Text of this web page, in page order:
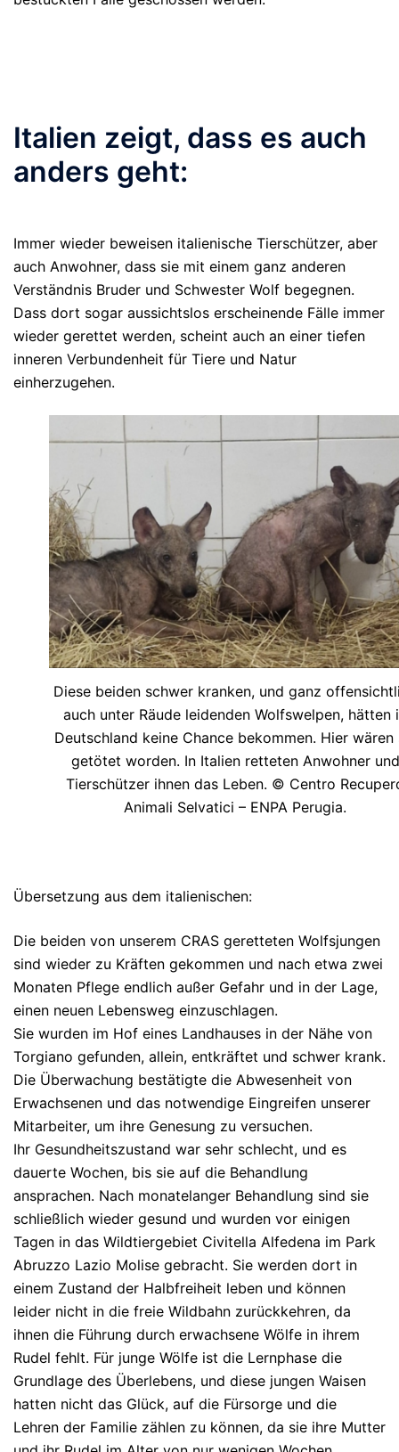
Italien zeigt, dass es auch
anders geht:
Immer wieder beweisen italienische Tierschützer, aber
auch Anwohner, dass sie mit einem ganz anderen
Verständnis Bruder und Schwester Wolf begegnen.
Dass dort sogar aussichtslos erscheinende Fälle immer
wieder gerettet werden, scheint auch an einer tiefen
inneren Verbundenheit für Tiere und Natur
einherzugehen.
Diese beiden schwer kranken, und ganz
auch unter Räude leidenden Wolfswelpen, hätten
Deutschland keine Chance bekommen. Hier wären
getötet worden. In Italien retteten Anwohner und
Tierschützer ihnen das Leben. © Centro
Animali Selvatici – ENPA Perugia.
Übersetzung aus dem italienischen:
Die beiden von unserem CRAS geretteten Wolfsjungen
sind wieder zu Kräften gekommen und nach etwa zwei
Monaten Pflege endlich außer Gefahr und in der Lage,
einen neuen Lebensweg einzuschlagen.
Sie wurden im Hof eines Landhauses in der Nähe von
Torgiano gefunden, allein, entkräftet und schwer krank.
Die Überwachung bestätigte die Abwesenheit von
Erwachsenen und das notwendige Eingreifen unserer
Mitarbeiter, um ihre Genesung zu versuchen.
Ihr Gesundheitszustand war sehr schlecht, und es
dauerte Wochen, bis sie auf die Behandlung
ansprachen. Nach monatelanger Behandlung sind sie
schließlich wieder gesund und wurden vor einigen
Tagen in das Wildtiergebiet Civitella Alfedena im Park
Abruzzo Lazio Molise gebracht. Sie werden dort in
einem Zustand der Halbfreiheit leben und können
leider nicht in die freie Wildbahn zurückkehren, da
ihnen die Führung durch erwachsene Wölfe in ihrem
Rudel fehlt. Für junge Wölfe ist die Lernphase die
Grundlage des Überlebens, und diese jungen Waisen
hatten nicht das Glück, auf die Fürsorge und die
Lehren der Familie zählen zu können, da sie ihre Mutter